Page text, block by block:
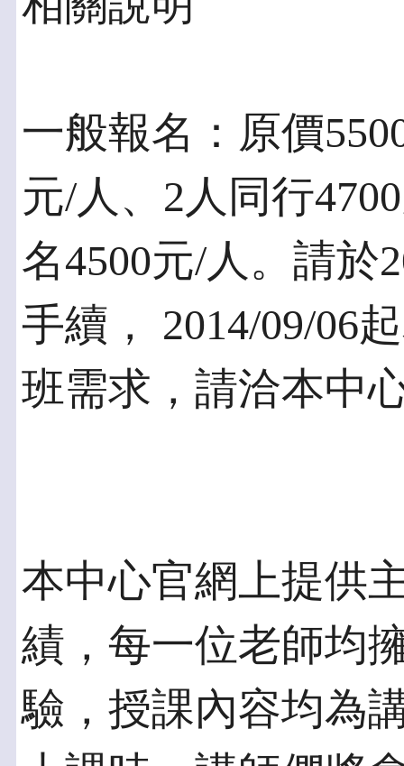
一般報名：原價
元/人、2人同行
名4500元/人。請於
手續， 2014/09/06
班需求，請洽本中
本中心官網上提供
績，每一位老師均
驗，授課內容均為